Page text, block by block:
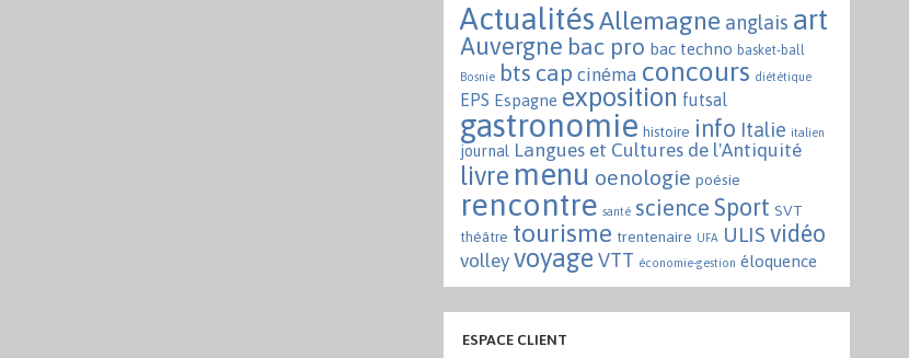
Actualités Allemagne anglais art
Auvergne bac pro bac techno basket-ball
Bosnie bts cap cinéma concours diététique
EPS Espagne exposition futsal
gastronomie histoire info Italie italien
journal Langues et Cultures de l'Antiquité
livre menu oenologie poésie
rencontre santé science Sport SVT
théâtre tourisme trentenaire UFA ULIS vidéo
volley voyage VTT économie-gestion éloquence
ESPACE CLIENT